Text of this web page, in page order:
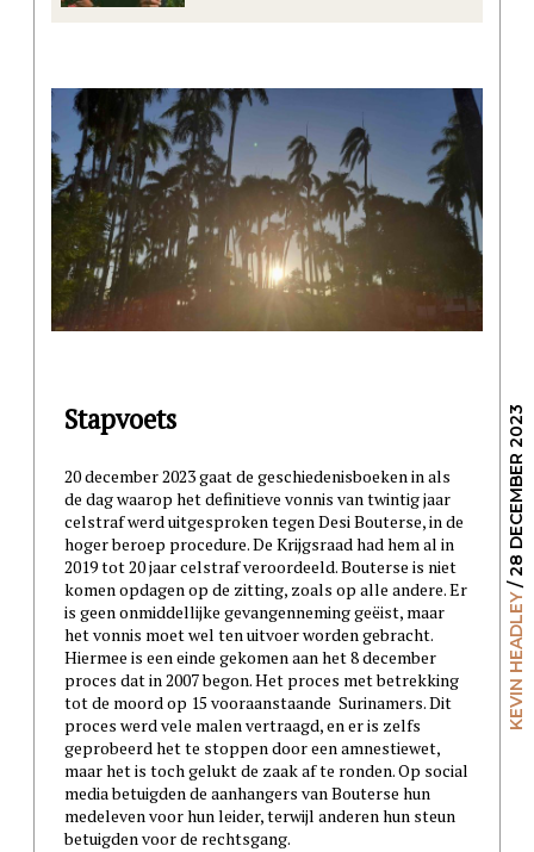
KEVIN HEADLEY
/ 28 DECEMBER 2023
Stapvoets
20 december 2023 gaat de geschiedenisboeken in als
de dag waarop het definitieve vonnis van twintig jaar
celstraf werd uitgesproken tegen Desi Bouterse, in de
hoger beroep procedure. De Krijgsraad had hem al in
2019 tot 20 jaar celstraf veroordeeld. Bouterse is niet
komen opdagen op de zitting, zoals op alle andere. Er
is geen onmiddellijke gevangenneming geëist, maar
het vonnis moet wel ten uitvoer worden gebracht.
Hiermee is een einde gekomen aan het 8 december
proces dat in 2007 begon. Het proces met betrekking
tot de moord op 15 vooraanstaande Surinamers. Dit
proces werd vele malen vertraagd, en er is zelfs
geprobeerd het te stoppen door een amnestiewet,
maar het is toch gelukt de zaak af te ronden. Op social
media betuigden de aanhangers van Bouterse hun
medeleven voor hun leider, terwijl anderen hun steun
betuigden voor de rechtsgang.